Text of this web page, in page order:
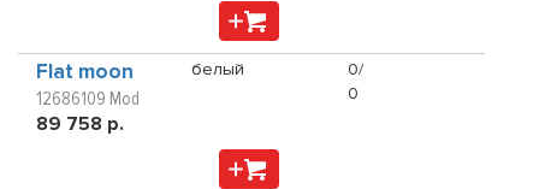
Flat moon
12686109 Mod
89 758 р.
белый
0/
0